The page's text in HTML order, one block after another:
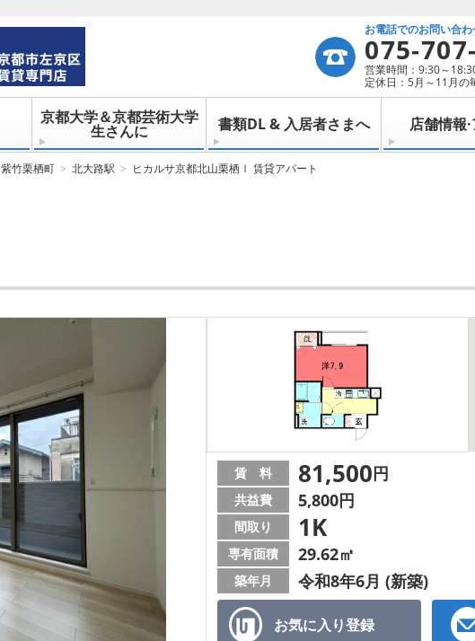
お電話でのお問い合わ
075-
営業時間：9:30～
定休日：5月～11月の
京都大学＆京都芸術大学
生さんに 書類DL & 入居者さまへ 店舗情報
紫竹栗栖町 北大路駅 ヒカルサ京都北山栗栖Ⅰ 賃貸アパート
お気に入り登録
賃 料 81,500円
共益費 5,800円
間取り 1K
専有面積 29.62㎡
築年月 令和8年6月 (新築)